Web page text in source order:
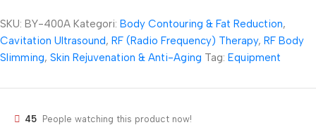
SKU: BY-400A Kategori: Body Contouring & Fat Reduction,
Cavitation Ultrasound, RF (Radio Frequency) Therapy, RF Body
Slimming, Skin Rejuvenation & Anti-Aging Tag: Equipment
45 People watching this product now!